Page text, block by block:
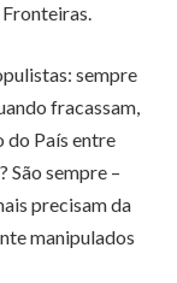
Fronteiras.
sempre
fracassam,
do País entre
São sempre –
precisam da
manipulados